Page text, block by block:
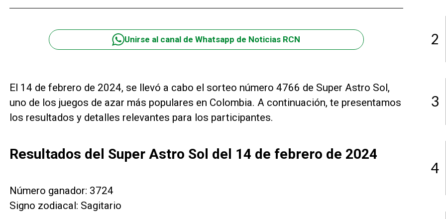
Unirse al canal de Whatsapp de Noticias RCN
El 14 de febrero de 2024, se llevó a cabo el sorteo número 4766 de Super Astro Sol,
uno de los juegos de azar más populares en Colombia. A continuación, te presentamos
los resultados y detalles relevantes para los participantes.
Resultados del Super Astro Sol del 14 de febrero de 2024
Número ganador: 3724
Signo zodiacal: Sagitario
2
3
4